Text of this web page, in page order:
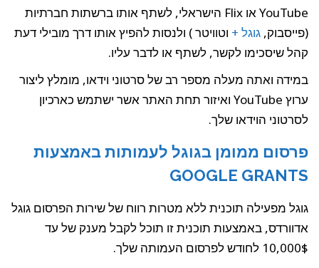
YouTube או Flix הישראלי, לשתף אותו ברשתות חברתיות
(פייסבוק, גוגל + וטוויטר ) ולנסות להפיץ אותו דרך מובילי דעת
קהל שיסכימו לקשר, לשתף או לדבר עליו.
במידה ואתה מעלה מספר רב של סרטוני וידאו, מומלץ ליצור
ערוץ YouTube ואיזור תחת האתר אשר ישתמש כארכיון
לסרטוני הוידאו שלך.
פרסום ממומן בגוגל לעמותות באמצעות
GOOGLE GRANTS
גוגל מפעילה תוכנית ללא מטרות רווח של שירות הפרסום גוגל
אדוורדס, באמצעות תוכנית זו תוכל לקבל מענק של עד
10,000$ לחודש לפרסום העמותה שלך.